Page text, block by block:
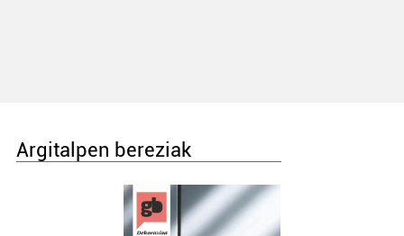
Argitalpen bereziak